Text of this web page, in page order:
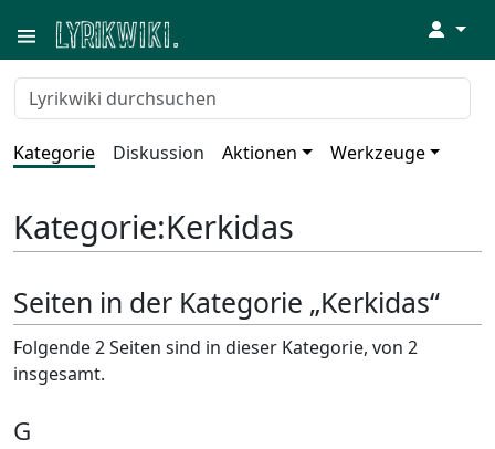
↓
Kategorie Diskussion Aktionen Werkzeuge
Kategorie:Kerkidas
Seiten in der Kategorie „Kerkidas“
Folgende 2 Seiten sind in dieser Kategorie, von 2
insgesamt.
G